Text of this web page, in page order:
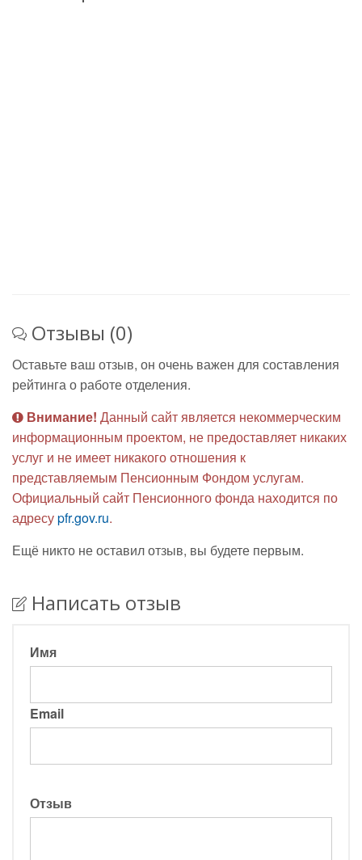
Отзывы (0)
Оставьте ваш отзыв, он очень важен для составления
рейтинга о работе отделения.
Внимание! Данный сайт является некоммерческим
информационным проектом, не предоставляет никаких
услуг и не имеет никакого отношения к
представляемым Пенсионным Фондом услугам.
Официальный сайт Пенсионного фонда находится по
адресуpfr.gov.ru.
Ещё никто не оставил отзыв, вы будете первым.
Написать отзыв
Имя
Email
Отзыв